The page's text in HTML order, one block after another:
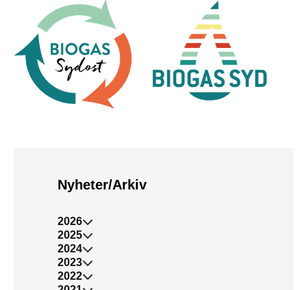
Nyheter/Arkiv
2026
2025
2024
2023
2022